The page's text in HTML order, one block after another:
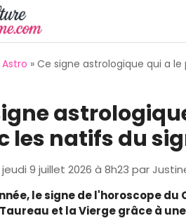
Astro » Ce signe astrologique qui a
les natifs du
jeudi 9 juillet 2026 à 8h23 par
le signe de l'horoscope
et la Vierge grâce à